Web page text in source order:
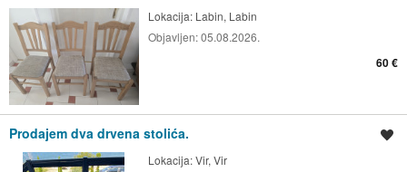
Lokacija: Labin, Labin
Objavljen:05.08.2026.
60 €
Prodajem dva drvena stolića.
Lokacija:Vir, Vir